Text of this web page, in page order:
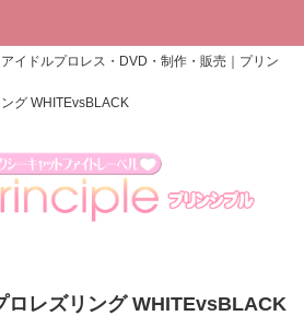
イドルプロレス・DVD・制作・販売｜プリン
グ WHITEvsBLACK
ロレズリング WHITEvsBLACK